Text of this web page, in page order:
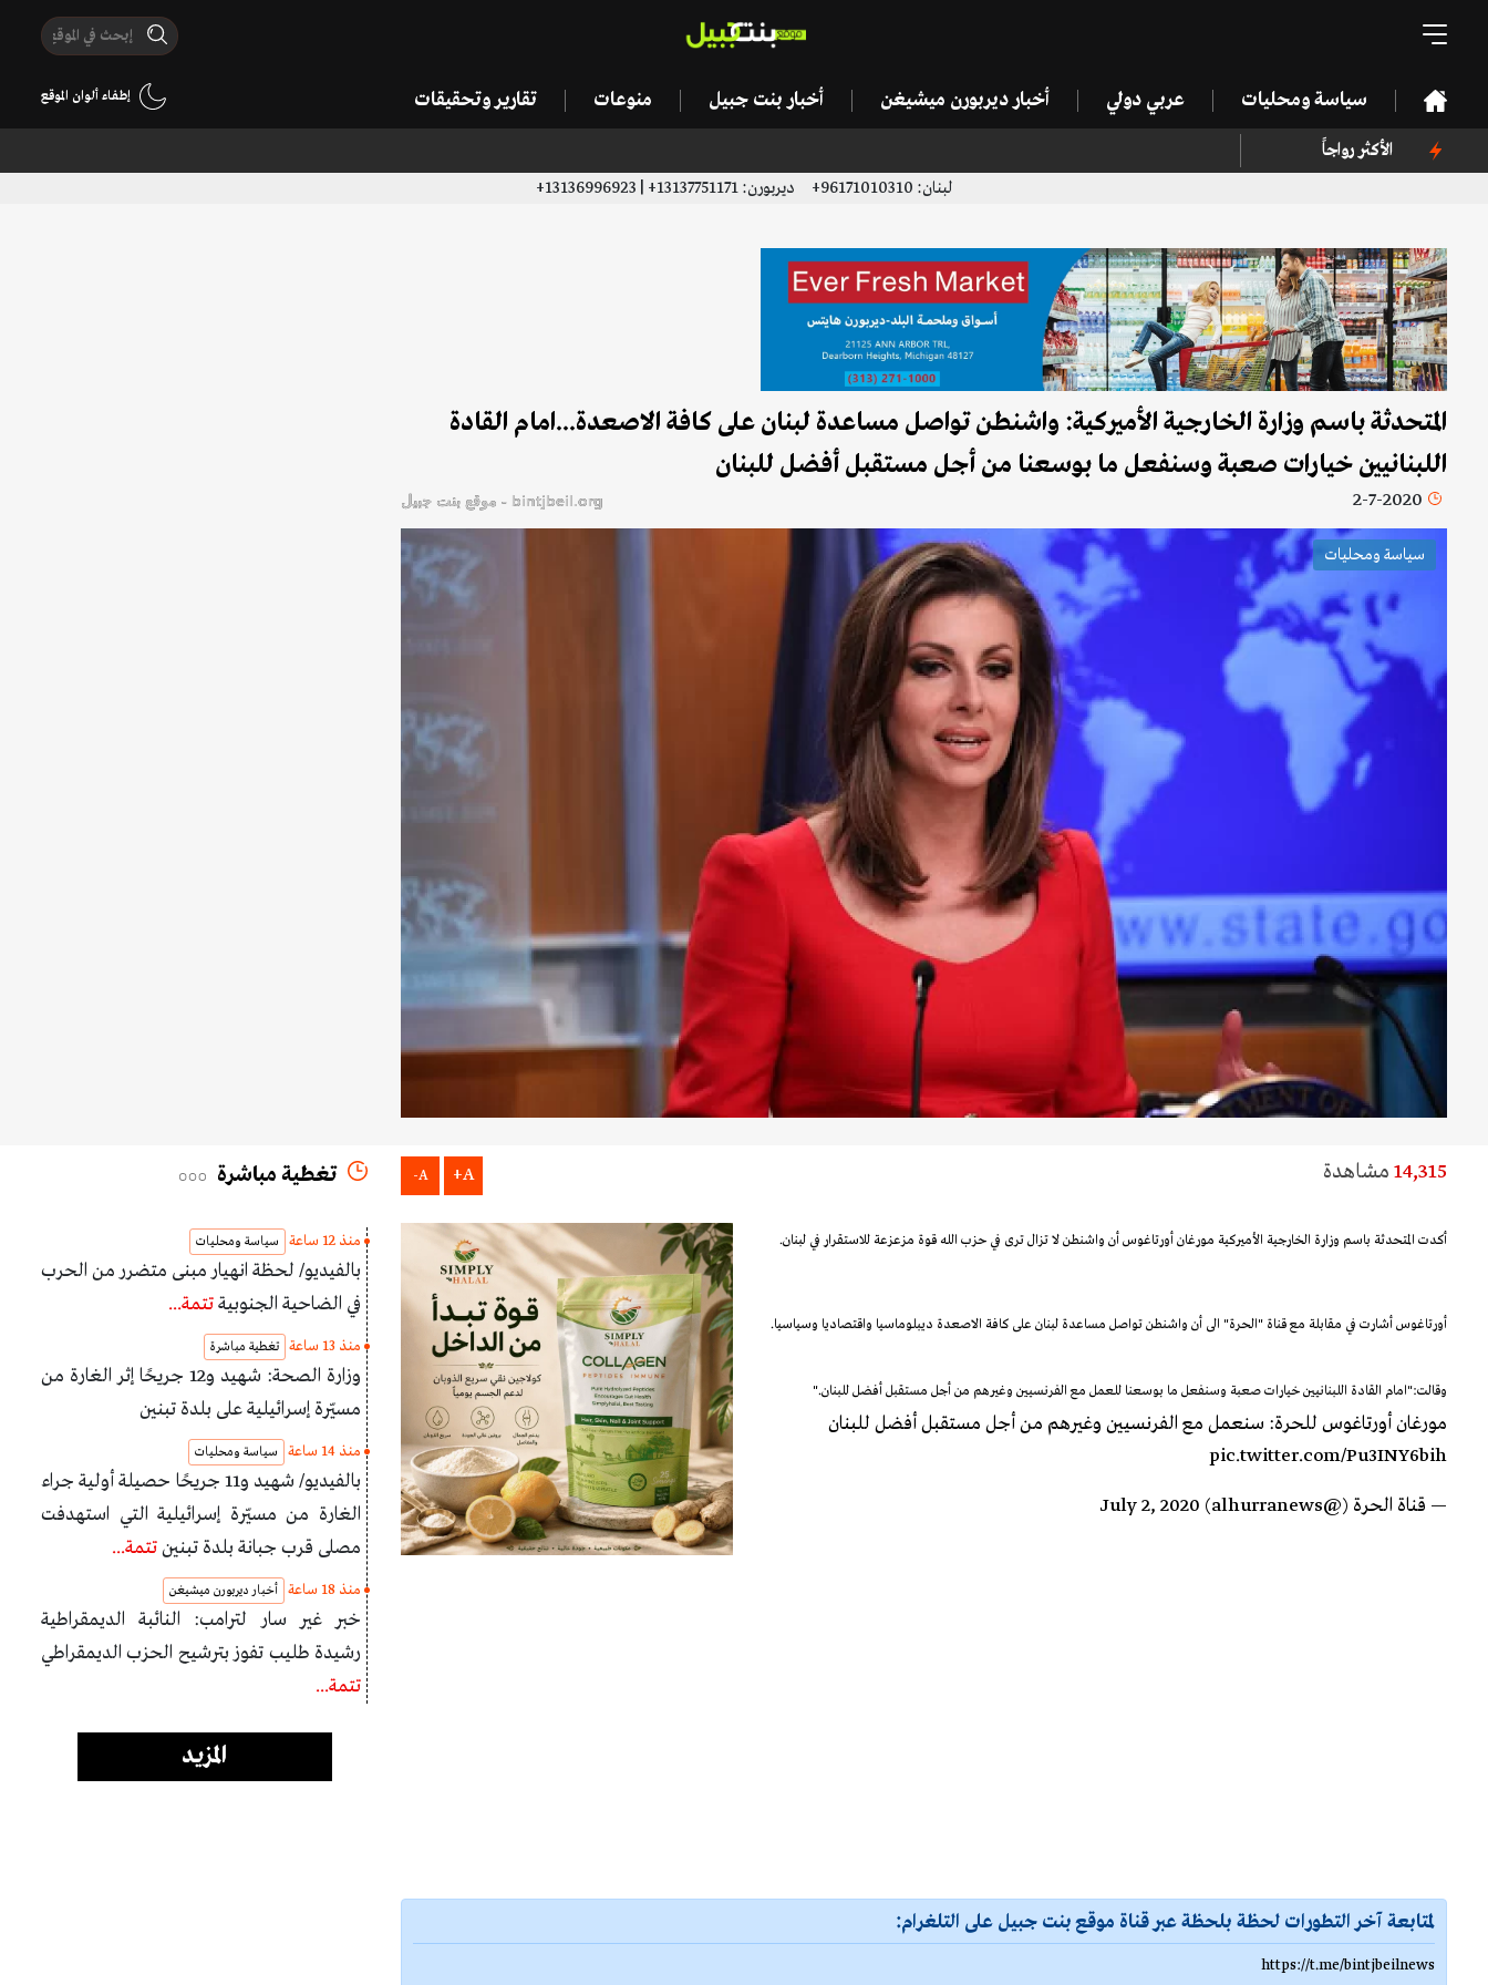
سياسة ومحليات عربي دولي أخبار ديربورن ميشيغن أخبار بنت جبيل منوعات تقارير وتحقيقات إطفاء ألوان الموقع
الأكثر رواجاً
لبنان: 96171010310+ ديربورن: 13137751171+ | 13136996923+
المتحدثة باسم وزارة الخارجية الأميركية: واشنطن تواصل مساعدة لبنان على كافة الاصعدة...امام القادة
اللبنانيين خيارات صعبة وسنفعل ما بوسعنا من أجل مستقبل أفضل للبنان
2-7-2020 bintjbeil.org - موقع بنت جبيل
سياسة ومحليات
14,315 مشاهدة A+
A-
أكدت المتحدثة باسم وزارة الخارجية الأميركية مورغان أورتاغوس أن واشنطن لا تزال ترى في حزب الله قوة مزعزعة للاستقرار في لبنان.
أورتاغوس أشارت في مقابلة مع قناة "الحرة" الى أن واشنطن تواصل مساعدة لبنان على كافة الاصعدة ديبلوماسيا واقتصاديا وسياسيا.
وقالت:"امام القادة اللبنانيين خيارات صعبة وسنفعل ما بوسعنا للعمل مع الفرنسيين وغيرهم من أجل مستقبل أفضل للبنان."
مورغان أورتاغوس للحرة: سنعمل مع الفرنسيين وغيرهم من أجل مستقبل أفضل للبنان
pic.twitter.com/Pu3INY6bih
— قناة الحرة (@alhurranews) July 2, 2020
لمتابعة آخر التطورات لحظة بلحظة عبر قناة موقع بنت جبيل على التلغرام:
https://t.me/bintjbeilnews
تغطية مباشرة
منذ 12 ساعة سياسة ومحليات
بالفيديو/ لحظة انهيار مبنى متضرر من الحرب
في الضاحية الجنوبيةتتمة...
منذ 13 ساعة تغطية مباشرة
وزارة الصحة: شهيد و12 جريحًا إثر الغارة من
مسيّرة إسرائيلية على بلدة تبنين
منذ 14 ساعة سياسة ومحليات
بالفيديو/ شهيد و11 جريحًا حصيلة أولية جراء
الغارة من مسيّرة إسرائيلية التي استهدفت
مصلى قرب جبانة بلدة تبنينتتمة...
منذ 18 ساعة أخبار ديربورن ميشيغن
خبر غير سار لترامب: النائبة الديمقراطية
رشيدة طليب تفوز بترشيح الحزب الديمقراطي
تتمة...
المزيد